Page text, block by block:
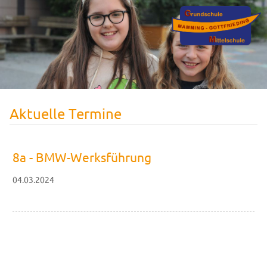
Aktuelle Termine
8a - BMW-Werksführung
04.03.2024